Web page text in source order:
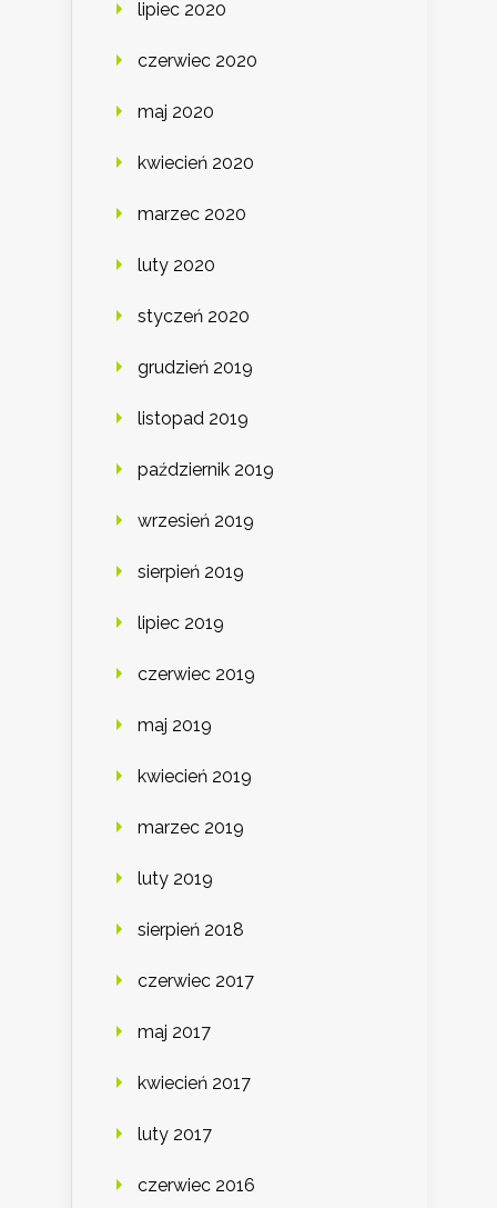
lipiec 2020
czerwiec 2020
maj 2020
kwiecień 2020
marzec 2020
luty 2020
styczeń 2020
grudzień 2019
listopad 2019
październik 2019
wrzesień 2019
sierpień 2019
lipiec 2019
czerwiec 2019
maj 2019
kwiecień 2019
marzec 2019
luty 2019
sierpień 2018
czerwiec 2017
maj 2017
kwiecień 2017
luty 2017
czerwiec 2016